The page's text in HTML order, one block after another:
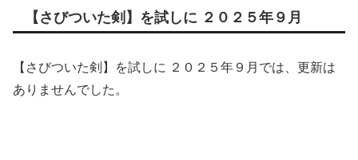
【さびついた剣】を試しに ２０２５年９月
【さびついた剣】を試しに ２０２５年９月では、更新は
ありませんでした。